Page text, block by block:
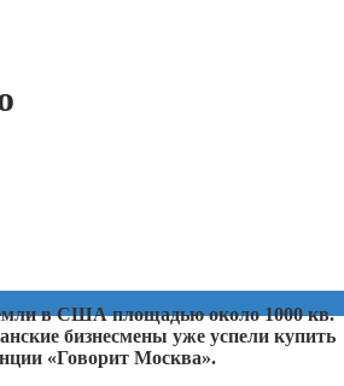
в США площадью около 1000 кв.
бизнесмены уже успели купить
«Говорит Москва».